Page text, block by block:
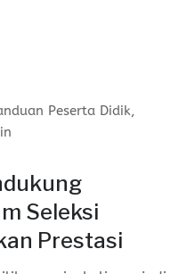
Peserta Didik,
Seleksi
Prestasi